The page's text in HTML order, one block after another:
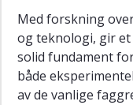
Med forskning
og teknologi, gir
solid fundament
både
av de vanlige